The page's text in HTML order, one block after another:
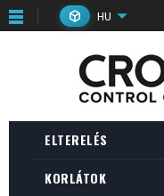
HU
ELTERELÉS
KORLÁTOK